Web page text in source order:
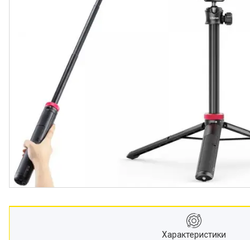
Поворотні столики
Все для предметної зйомки
Лайтбокси, фотобокси
Кільцеві лампи, товари для
блогерів
Світлодіодні LED-панель,
відеосвітло
Підсвічування, накамерне
світло
Штативи для фотоапаратів і
відеокамер
Стедіками, стабілізатори
Набір для блогера
Характеристики